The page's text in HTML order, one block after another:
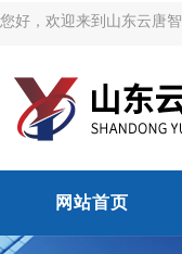
您好，欢迎来到山东云唐
网站首页